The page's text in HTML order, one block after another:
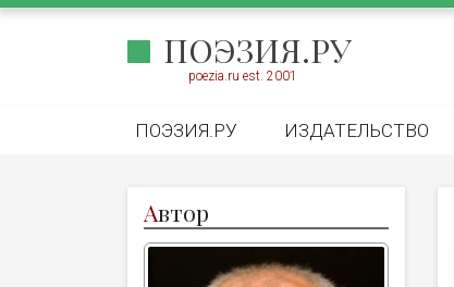
ПОЭЗИЯ.РУ
poezia.ru est. 2001
ПОЭЗИЯ.РУ ИЗДАТЕЛЬСТВО
Автор